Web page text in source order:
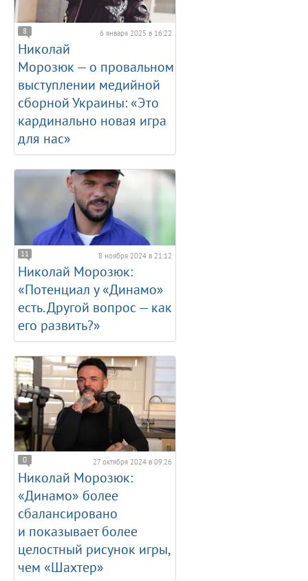
8 6 января 2025 в 16:22
Николай
Морозюк — о провальном
выступлении медийной
сборной Украины: «Это
кардинально новая игра
для нас»
11 8 ноября 2024 в 21:12
Николай Морозюк:
«Потенциал у «Динамо»
есть. Другой вопрос — как
его развить?»
0 27 октября 2024 в 09:26
Николай Морозюк:
«Динамо» более
сбалансировано
и показывает более
целостный рисунок игры,
чем «Шахтер»